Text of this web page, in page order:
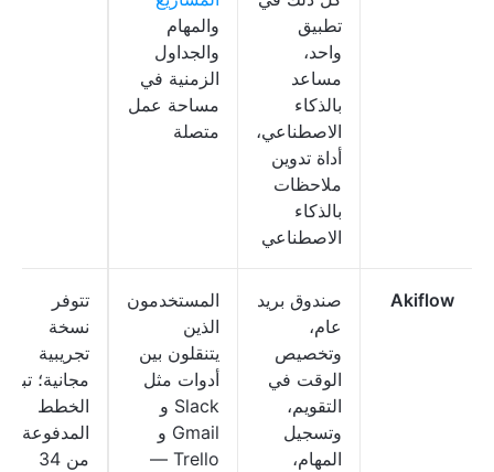
تطبيق
واحد،
مساعد
بالذكاء
الاصطناعي،
أداة تدوين
ملاحظات
بالذكاء
الاصطناعي
والمهام
والجداول
الزمنية في
مساحة عمل
متصلة
Akiflow
صندوق بريد
عام،
وتخصيص
الوقت في
التقويم،
وتسجيل
المهام،
المستخدمون
الذين
يتنقلون بين
أدوات مثل
Slack و
Gmail و
Trello —
تتوفر
نسخة
تجريبية
مجانية؛ تبدأ
الخطط
المدفوعة
من 34